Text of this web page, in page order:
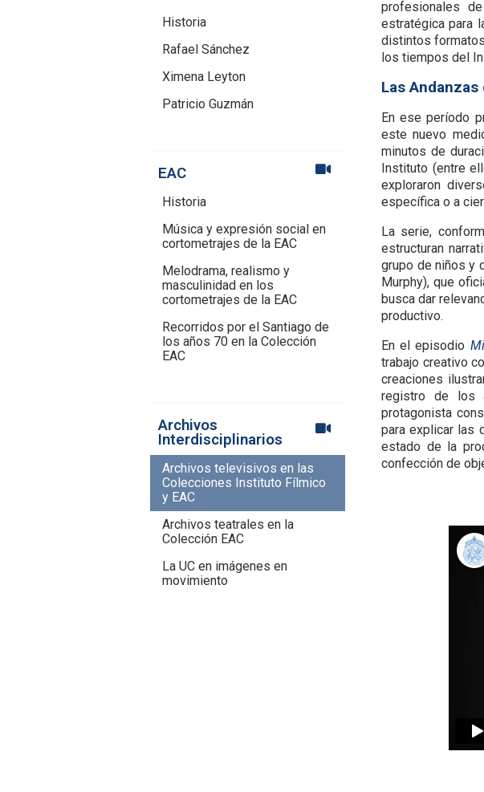
Historia
Rafael Sánchez
Ximena Leyton
Patricio Guzmán
EAC
Historia
Música y expresión social en
cortometrajes de la EAC
Melodrama, realismo y
masculinidad en los
cortometrajes de la EAC
Recorridos por el Santiago de
los años 70 en la Colección
EAC
Archivos
Interdisciplinarios
Archivos televisivos en las
Colecciones Instituto Fílmico
y EAC
Archivos teatrales en la
Colección EAC
La UC en imágenes en
movimiento
profesionales
estratégica para
distintos
los tiempos del
Las
En ese período
este nuevo
minutos de
Instituto (entre
exploraron
específica o a
La serie,
estructuran
grupo de niños y
Murphy), que
busca dar
productivo.
En el episodio
trabajo creativo
creaciones
registro de los
protagonista
para explicar las
estado de la
confección de